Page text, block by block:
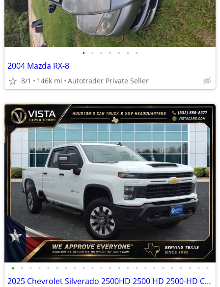
• • • • • • •
2004 Mazda RX-8
8/1 146k mi Autotrader Private Seller
• • • • • • • • • • • • • • • • • • • • • • •
2025 Chevrolet Silverado 2500HD 2500 HD 2500-HD Custom